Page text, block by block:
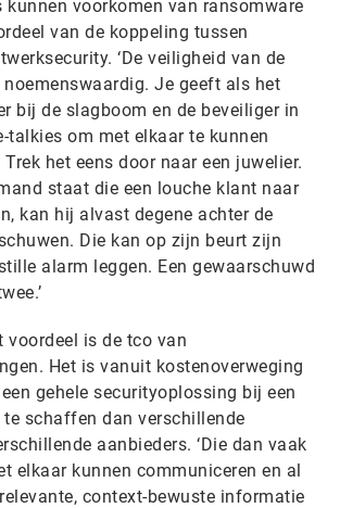
kunnen voorkomen van ransomware
van de koppeling tussen
‘De veiligheid van de
Je geeft als het
bij de slagboom en de beveiliger in
talkies om met elkaar te kunnen
het eens door naar een juwelier.
staat die een louche klant naar
kan hij alvast degene achter de
Die kan op zijn beurt zijn
alarm leggen. Een gewaarschuwd
voordeel is de tco van
Het is vanuit kostenoverweging
gehele securityoplossing bij een
te schaffen dan verschillende
aanbieders. ‘Die dan vaak
elkaar kunnen communiceren en al
context-bewuste informatie